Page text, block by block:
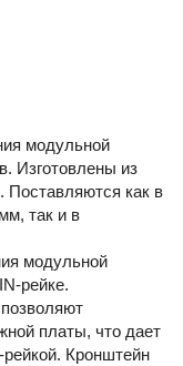
модульной
Изготовлены из
Поставляются как в
так и в
модульной
рейке.
платы, что дает
Кронштейн